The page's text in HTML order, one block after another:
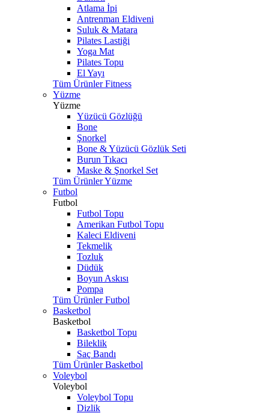
Atlama İpi
Antrenman Eldiveni
Suluk & Matara
Pilates Lastiği
Yoga Mat
Pilates Topu
El Yayı
Tüm Ürünler Fitness
Yüzme
Yüzme
Yüzücü Gözlüğü
Bone
Şnorkel
Bone & Yüzücü Gözlük Seti
Burun Tıkacı
Maske & Şnorkel Set
Tüm Ürünler Yüzme
Futbol
Futbol
Futbol Topu
Amerikan Futbol Topu
Kaleci Eldiveni
Tekmelik
Tozluk
Düdük
Boyun Askısı
Pompa
Tüm Ürünler Futbol
Basketbol
Basketbol
Basketbol Topu
Bileklik
Saç Bandı
Tüm Ürünler Basketbol
Voleybol
Voleybol
Voleybol Topu
Dizlik